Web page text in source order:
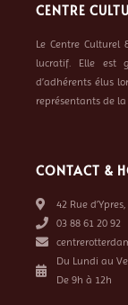
CENTRE
Le Centre
lucratif. Elle est
d’adhérents élus
représentants de
CONTACT &
42 Rue
03 88 61 20 92
Du Lundi au
De 9h à 12h